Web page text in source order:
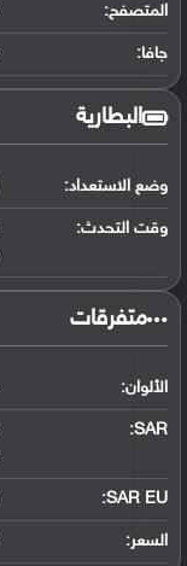
المتصفح:
جافا:
البطارية
وضع الاستعداد:
وقت التحدث:
‏متفرقات‏
الألوان:
SAR
:
SAR EU:
السعر: